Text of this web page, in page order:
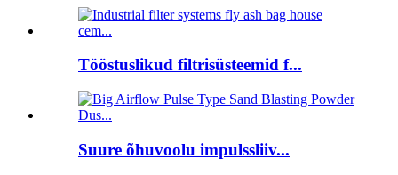
Tööstuslikud filtrisüsteemid f...
Suure õhuvoolu impulssliiv...